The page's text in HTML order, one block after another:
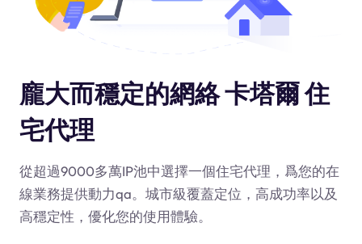
龐大而穩定的網絡 卡塔爾 住
宅代理
從超過9000多萬IP池中選擇一個住宅代理，爲您的在
線業務提供動力qa。城市級覆蓋定位，高成功率以及
高穩定性，優化您的使用體驗。